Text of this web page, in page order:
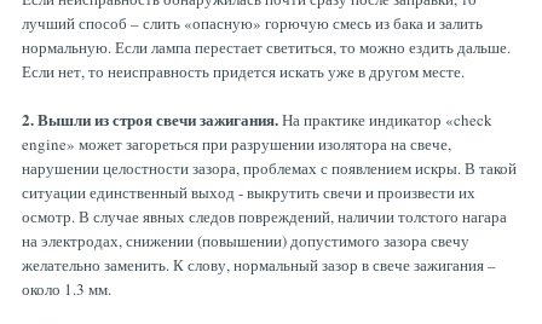
лучший способ – слить «опасную» горючую смесь из бака и залить
нормальную. Если лампа перестает светиться, то можно ездить дальше.
Если нет, то неисправность придется искать уже в другом месте.
2. Вышли из строя свечи зажигания.На практике индикатор «check
engine» может загореться при разрушении изолятора на свече,
нарушении целостности зазора, проблемах с появлением искры. В такой
ситуации единственный выход - выкрутить свечи и произвести их
осмотр. В случае явных следов повреждений, наличии толстого нагара
на электродах, снижении (повышении) допустимого зазора свечу
желательно заменить. К слову, нормальный зазор в свече зажигания –
около 1.3 мм.